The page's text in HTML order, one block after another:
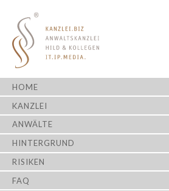
HOME
KANZLEI
ANWÄLTE
HINTERGRUND
RISIKEN
FAQ